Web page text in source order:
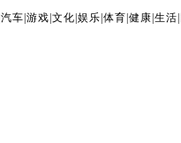
汽车 游戏 文化 娱乐 体育 健康 生活